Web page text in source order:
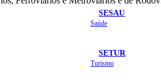
SESAU
Saúde
SETUR
Turismo